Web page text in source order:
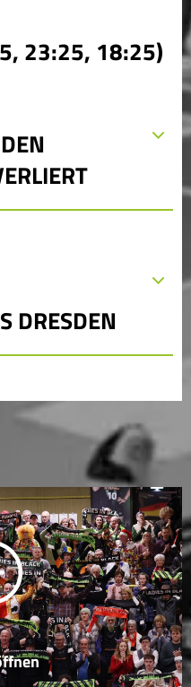
23:25, 18:25)
DRESDEN